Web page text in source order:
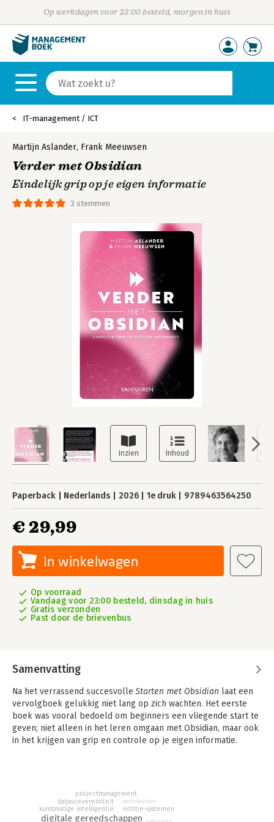
Op werkdagen voor 23:00 besteld, morgen in huis
IT-management / ICT
3 stemmen
Martijn Aslander, Frank Meeuwsen
Verder met Obsidian
Eindelijk grip op je eigen informatie
Paperback Nederlands 2026 1e druk 9789463564250
€ 29,99
In winkelwagen
Op voorraad
Vandaag voor 23:00 besteld, dinsdag in huis
Gratis verzonden
Past door de brievenbus
Samenvatting
Na het verrassend succesvolleStarten met Obsidian laat een
vervolgboek gelukkig niet lang op zich wachten. Het eerste
boek was vooral bedoeld om beginners een vliegende start te
geven; niet alleen in het leren omgaan met Obsidian, maar ook
in het krijgen van grip en controle op je eigen informatie.
boek ontsluit een geheel nieuw speelveld, “toveren met je
eigen informatie” ondersteund door AI.
digitale gereedschappen
kunstmatige intelligentie
datasoevereiniteit
projectmanagement
zettelkasten
notitie-systemen